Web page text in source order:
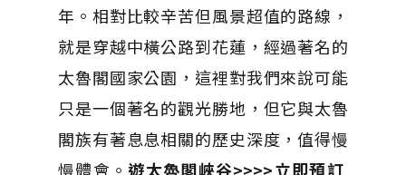
年。相對比較辛苦但風景超值的路線，
就是穿越中橫公路到花蓮，經過著名的
太魯閣國家公園，這裡對我們來說可能
只是一個著名的觀光勝地，但它與太魯
閣族有著息息相關的歷史深度，值得慢
慢體會。 遊太魯閣峽谷>>>>立即預訂